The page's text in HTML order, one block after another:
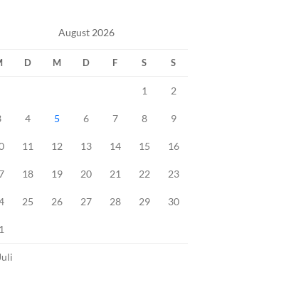
August 2026
D M D F S S
1 2
4 5 6 7 8 9
11 12 13 14 15 16
18 19 20 21 22 23
25 26 27 28 29 30